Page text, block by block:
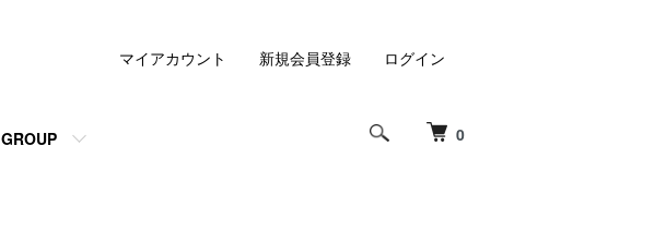
0
GROUP
マイアカウント 新規会員登録 ログイン